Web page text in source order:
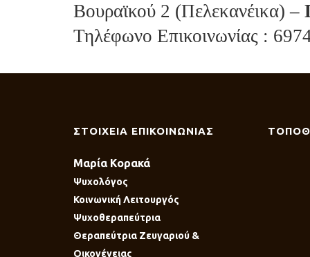
Βουραϊκού 2 (Πελεκανέικα) –
Τηλέφωνο Επικοινωνίας :
ΣΤΟΙΧΕΙΑ ΕΠΙΚΟΙΝΩΝΙΑΣ
Μαρία Κορακά
Ψυχολόγος
Κοινωνική Λειτουργός
Ψυχοθεραπεύτρια
Θεραπεύτρια Ζευγαριού &
Οικογένειας